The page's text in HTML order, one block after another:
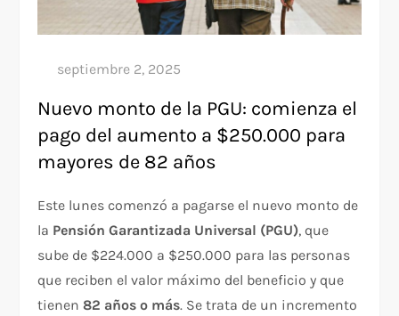
Nuevo monto de la PGU: comienza el
pago del aumento a $250.000 para
mayores de 82 años
Este lunes comenzó a pagarse el nuevo monto de
la Pensión Garantizada Universal (PGU), que
sube de $224.000 a $250.000 para las personas
que reciben el valor máximo del beneficio y que
tienen82 años o más. Se trata de un incremento